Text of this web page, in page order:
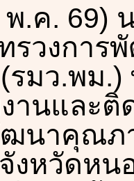
.ค. 69)
รวงกา
รมว.พม
านและ
ฒนาคุณภ
งหวัดห